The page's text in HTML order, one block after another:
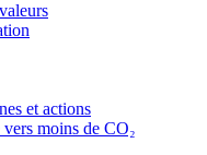
et actions
moins de CO₂